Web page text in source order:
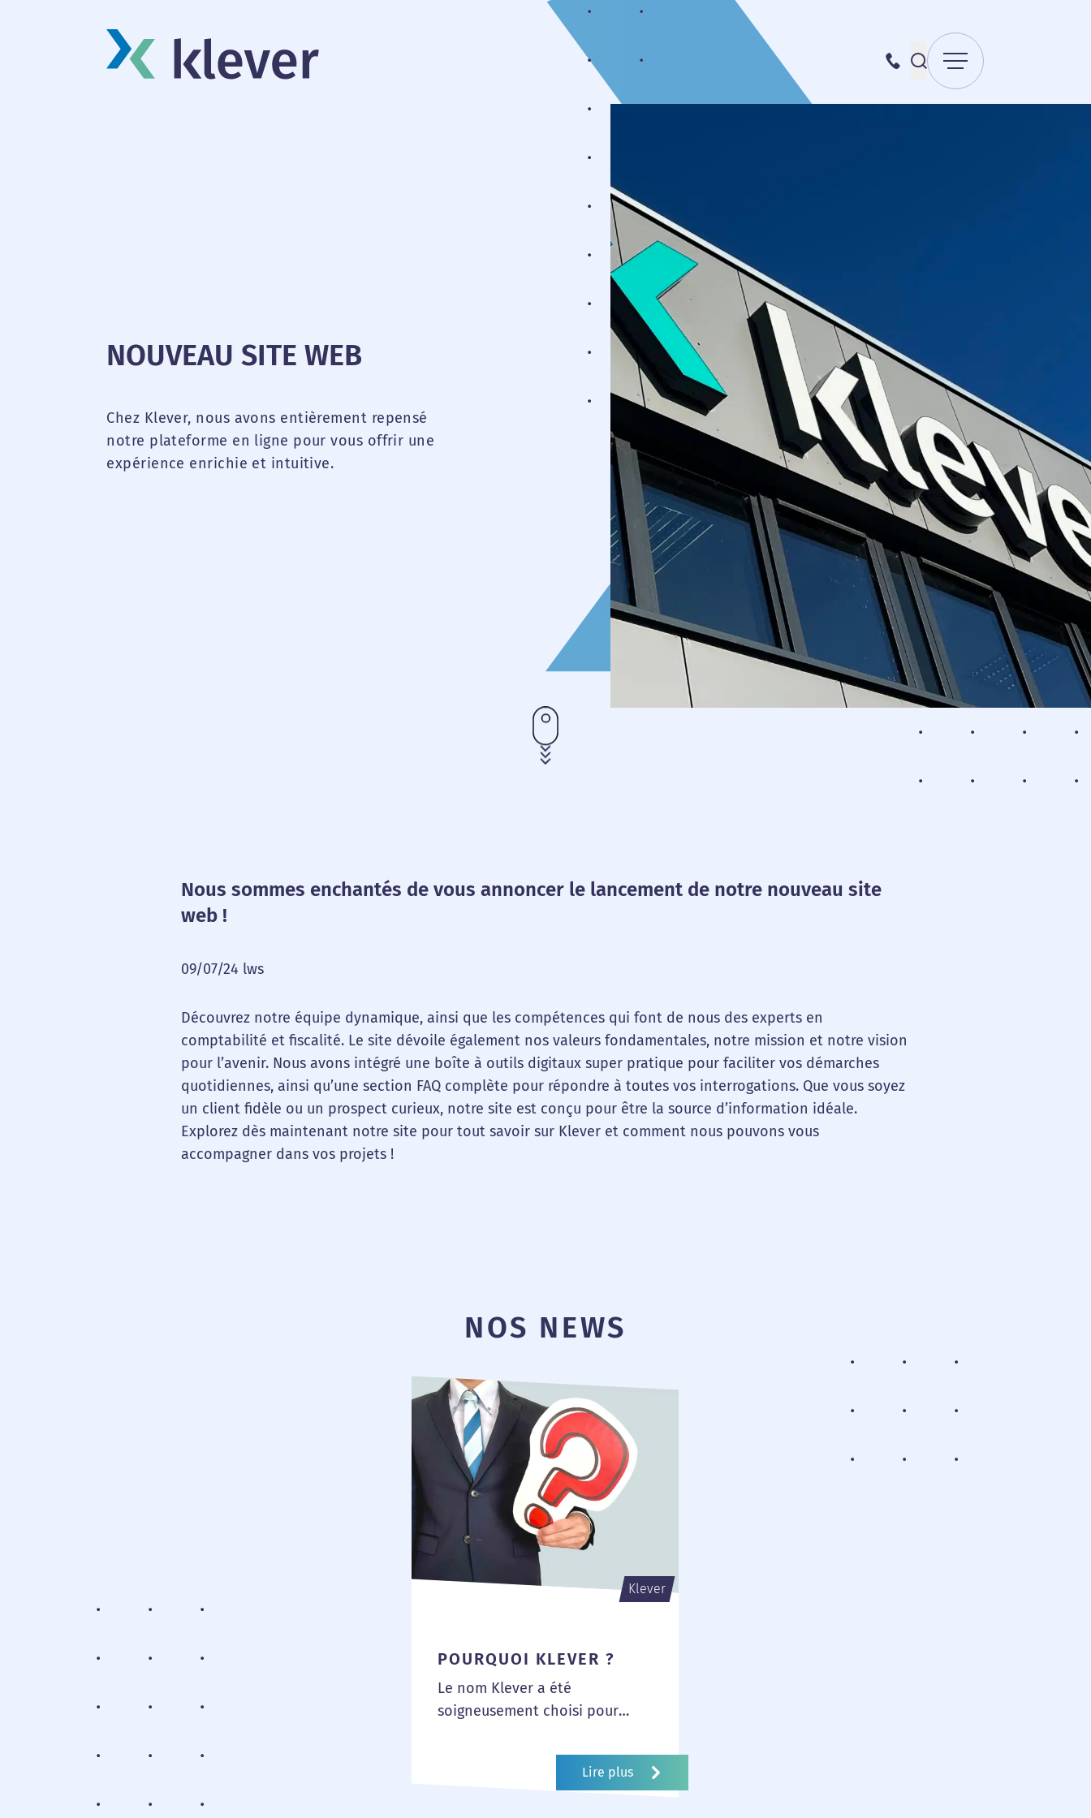
087 70 98 00
Recherche pour :
Envoyer la recherche
Menu
NOUVEAU SITE WEB
Chez Klever, nous avons entièrement repensé
notre plateforme en ligne pour vous offrir une
expérience enrichie et intuitive.
Nous sommes enchantés de vous annoncer le lancement de notre nouveau site
web !
09/07/24 lws
Découvrez notre équipe dynamique, ainsi que les compétences qui font de nous des experts en
comptabilité et fiscalité. Le site dévoile également nos valeurs fondamentales, notre mission et notre vision
pour l’avenir. Nous avons intégré une boîte à outils digitaux super pratique pour faciliter vos démarches
quotidiennes, ainsi qu’une section FAQ complète pour répondre à toutes vos interrogations. Que vous soyez
un client fidèle ou un prospect curieux, notre site est conçu pour être la source d’information idéale.
Explorez dès maintenant notre site pour tout savoir sur Klever et comment nous pouvons vous
accompagner dans vos projets !
NOS NEWS
Klever
POURQUOI KLEVER ?
Le nom Klever a été
soigneusement choisi pour
approche et de notre expertise.
Lire plus